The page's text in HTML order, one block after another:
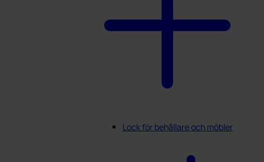
Lock för behållare och möbler